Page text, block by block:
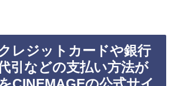
レジットカードや銀行
引などの支払い方法が